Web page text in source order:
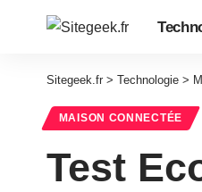
Sitegeek.fr > Technologie >
MAISON CONNECTÉE
Test